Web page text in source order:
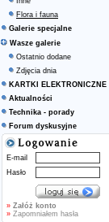
Flora i fauna
Galerie specjalne
Wasze galerie
Ostatnio dodane
Zdjęcia dnia
KARTKI ELEKTRONICZNE
Aktualności
Technika - porady
Forum dyskusyjne
E-mail
Hasło
» Załóż konto
» Zapomniałem hasła